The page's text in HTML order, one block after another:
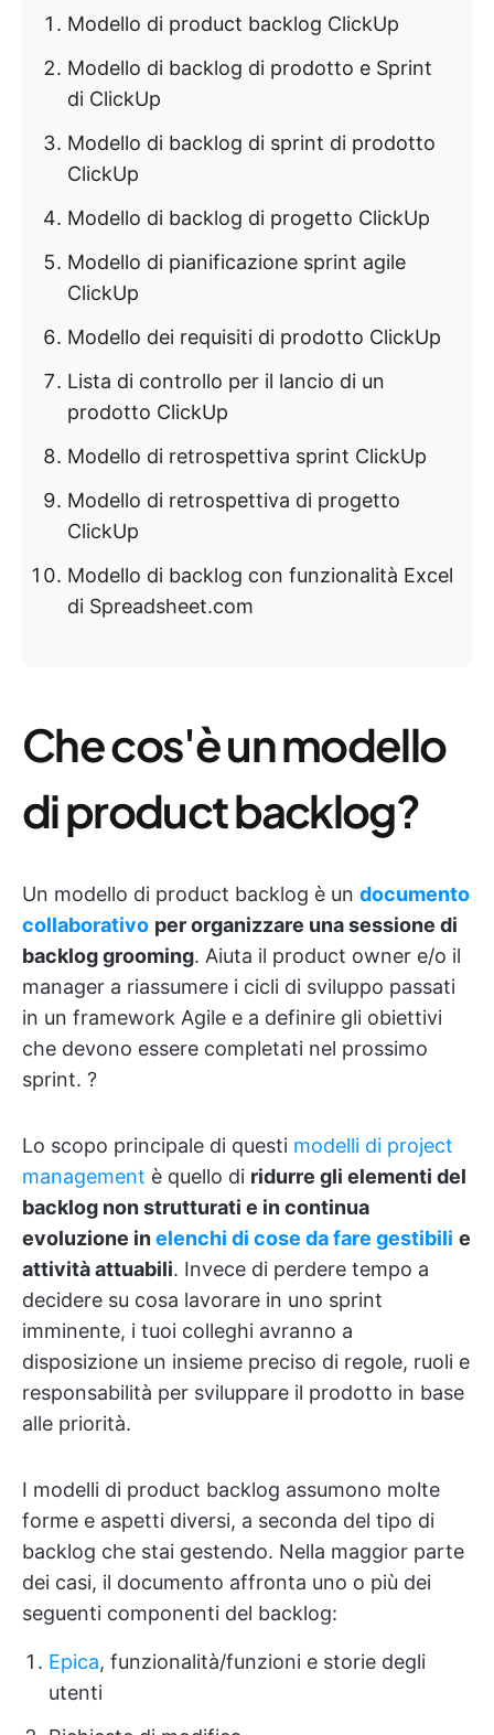
Modello di product backlog ClickUp
Modello di backlog di prodotto e Sprint
di ClickUp
Modello di backlog di sprint di prodotto
ClickUp
Modello di backlog di progetto ClickUp
Modello di pianificazione sprint agile
ClickUp
Modello dei requisiti di prodotto ClickUp
Lista di controllo per il lancio di un
prodotto ClickUp
Modello di retrospettiva sprint ClickUp
Modello di retrospettiva di progetto
ClickUp
Modello di backlog con funzionalità Excel
di Spreadsheet.com
Che cos'è un modello
di product backlog?
Un modello di product backlog è un documento
collaborativo per organizzare una sessione di
backlog grooming. Aiuta il product owner e/o il
manager a riassumere i cicli di sviluppo passati
in un framework Agile e a definire gli obiettivi
che devono essere completati nel prossimo
sprint. ?
Lo scopo principale di questi modelli di project
management è quello di ridurre gli elementi del
backlog non strutturati e in continua
evoluzione inelenchi di cose da fare gestibili e
attività attuabili. Invece di perdere tempo a
decidere su cosa lavorare in uno sprint
imminente, i tuoi colleghi avranno a
disposizione un insieme preciso di regole, ruoli e
responsabilità per sviluppare il prodotto in base
alle priorità.
I modelli di product backlog assumono molte
forme e aspetti diversi, a seconda del tipo di
backlog che stai gestendo. Nella maggior parte
dei casi, il documento affronta uno o più dei
seguenti componenti del backlog:
Epica, funzionalità/funzioni e storie degli
utenti